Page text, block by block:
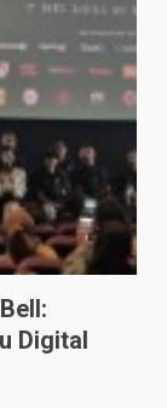
Digital